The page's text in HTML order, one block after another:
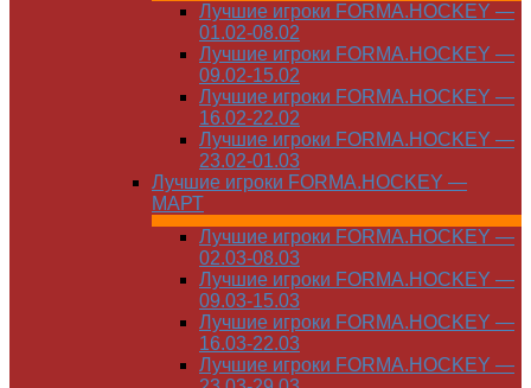
Лучшие игроки FORMA.HOCKEY —
01.02-08.02
Лучшие игроки FORMA.HOCKEY —
09.02-15.02
Лучшие игроки FORMA.HOCKEY —
16.02-22.02
Лучшие игроки FORMA.HOCKEY —
23.02-01.03
Лучшие игроки FORMA.HOCKEY —
МАРТ
Лучшие игроки FORMA.HOCKEY —
02.03-08.03
Лучшие игроки FORMA.HOCKEY —
09.03-15.03
Лучшие игроки FORMA.HOCKEY —
16.03-22.03
Лучшие игроки FORMA.HOCKEY —